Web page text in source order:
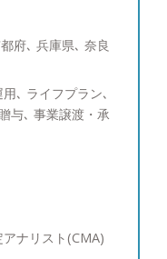
、いくつかの選
雇用・年金制度
が持つ大切な資
ためのプランニ
重要性は益々高ま
イションの合言
かさ、そして感
という言葉をな
人生100年時代
を目指します。
【私のテーマ】
府､ 兵庫県､ 奈良
､ ライフプラン､
与､ 事業譲渡・承
ナリスト(CMA)